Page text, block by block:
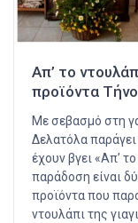
Απ’ το
προϊόντα
Με σεβασμό στη
Δελατόλα
έχουν βγει «Απ’
παράδοση είναι
προϊόντα που
ντουλάπι της